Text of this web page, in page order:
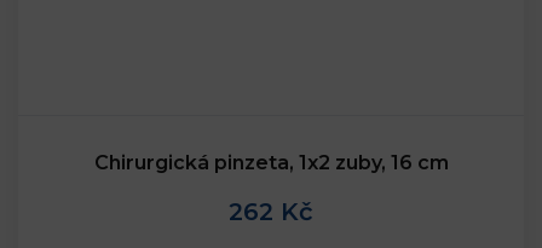
Chirurgická pinzeta, 1x2 zuby, 16 cm
262 Kč